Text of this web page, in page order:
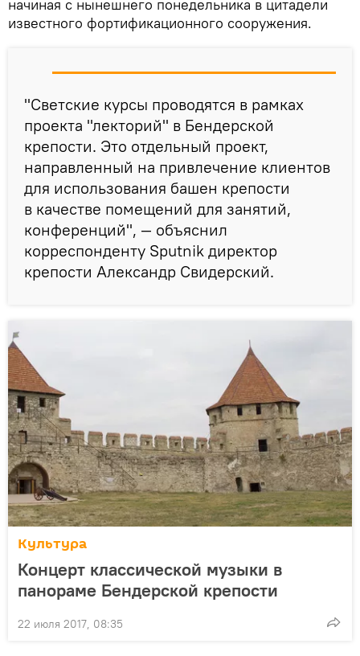
начиная с нынешнего понедельника в цитадели
известного фортификационного сооружения.
"Светские курсы проводятся в рамках
проекта "лекторий" в Бендерской
крепости. Это отдельный проект,
направленный на привлечение клиентов
для использования башен крепости
в качестве помещений для занятий,
конференций", — объяснил
корреспонденту Sputnik директор
крепости Александр Свидерский.
Культура
Концерт классической музыки в
панораме Бендерской крепости
22 июля 2017, 08:35